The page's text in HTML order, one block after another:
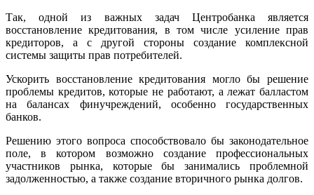
Так, одной из важных задач Центробанка является
восстановление кредитования, в том числе усиление прав
кредиторов, а с другой стороны создание комплексной
системы защиты прав потребителей.
Ускорить восстановление кредитования могло бы решение
проблемы кредитов, которые не работают, а лежат балластом
на балансах финучреждений, особенно государственных
банков.
Решению этого вопроса способствовало бы законодательное
поле, в котором возможно создание профессиональных
участников рынка, которые бы занимались проблемной
задолженностью, а также создание вторичного рынка долгов.